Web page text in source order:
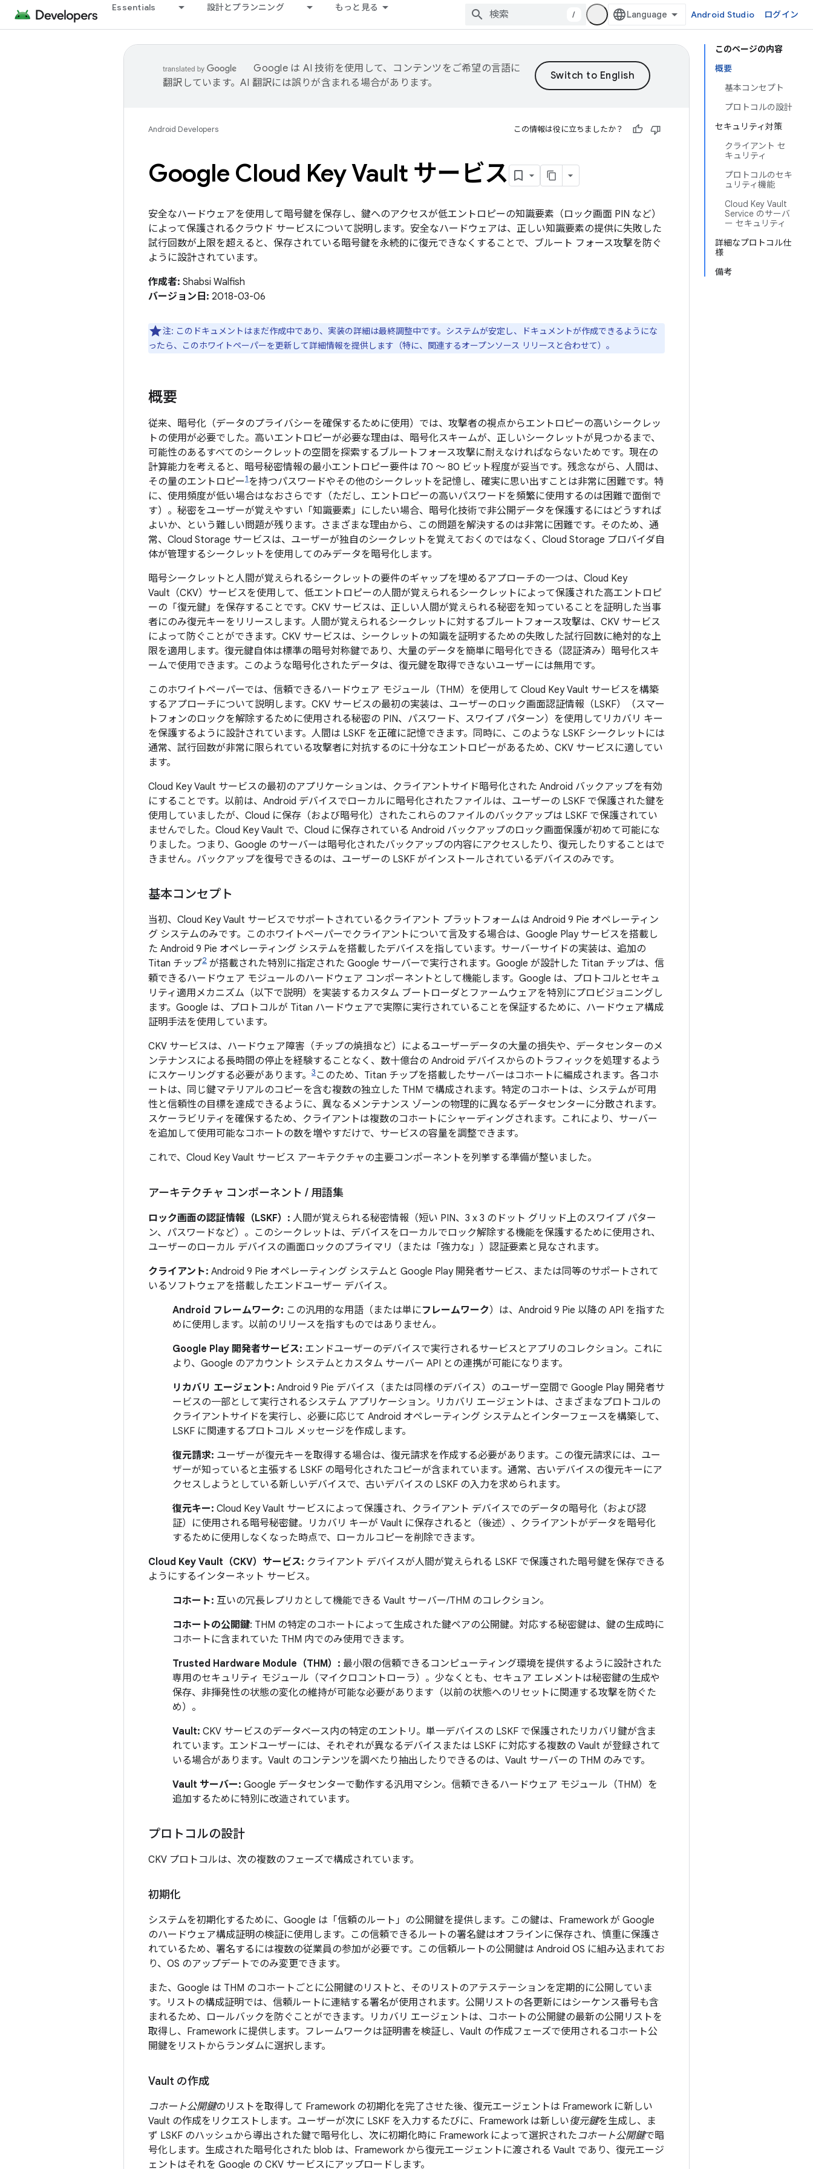
Essentials 設計とプランニング もっと見る
/ Android Studio ログイン
このページの内容
概要
基本コンセプト
プロトコルの設計
セキュリティ対策
クライアント セ
キュリティ
プロトコルのセキ
ュリティ機能
Cloud Key Vault
Service のサーバ
ー セキュリティ
詳細なプロトコル仕
様
備考
Google は AI 技術を使用して、コンテンツをご希望の言語に
翻訳しています。AI 翻訳には誤りが含まれる場合があります。
Android Developers この情報は役に立ちましたか？
Google Cloud Key Vault サービス
安全なハードウェアを使用して暗号鍵を保存し、鍵へのアクセスが低エントロピーの知識要素（ロック画面 PIN など）
によって保護されるクラウド サービスについて説明します。安全なハードウェアは、正しい知識要素の提供に失敗した
試行回数が上限を超えると、保存されている暗号鍵を永続的に復元できなくすることで、ブルート フォース攻撃を防ぐ
ように設計されています。
作成者: Shabsi Walfish
バージョン日: 2018-03-06
注: このドキュメントはまだ作成中であり、実装の詳細は最終調整中です。システムが安定し、ドキュメントが作成できるようにな
ったら、このホワイトペーパーを更新して詳細情報を提供します（特に、関連するオープンソース リリースと合わせて）。
概要
従来、暗号化（データのプライバシーを確保するために使用）では、攻撃者の視点からエントロピーの高いシークレッ
トの使用が必要でした。高いエントロピーが必要な理由は、暗号化スキームが、正しいシークレットが見つかるまで、
可能性のあるすべてのシークレットの空間を探索するブルートフォース攻撃に耐えなければならないためです。現在の
計算能力を考えると、暗号秘密情報の最小エントロピー要件は 70 ～ 80 ビット程度が妥当です。残念ながら、人間は、
その量のエントロピー1を持つパスワードやその他のシークレットを記憶し、確実に思い出すことは非常に困難です。特
に、使用頻度が低い場合はなおさらです（ただし、エントロピーの高いパスワードを頻繁に使用するのは困難で面倒で
す）。秘密をユーザーが覚えやすい「知識要素」にしたい場合、暗号化技術で非公開データを保護するにはどうすれば
よいか、という難しい問題が残ります。さまざまな理由から、この問題を解決するのは非常に困難です。そのため、通
常、Cloud Storage サービスは、ユーザーが独自のシークレットを覚えておくのではなく、Cloud Storage プロバイダ自
体が管理するシークレットを使用してのみデータを暗号化します。
暗号シークレットと人間が覚えられるシークレットの要件のギャップを埋めるアプローチの一つは、Cloud Key
Vault（CKV）サービスを使用して、低エントロピーの人間が覚えられるシークレットによって保護された高エントロピ
ーの「復元鍵」を保存することです。CKV サービスは、正しい人間が覚えられる秘密を知っていることを証明した当事
者にのみ復元キーをリリースします。人間が覚えられるシークレットに対するブルートフォース攻撃は、CKV サービス
によって防ぐことができます。CKV サービスは、シークレットの知識を証明するための失敗した試行回数に絶対的な上
限を適用します。復元鍵自体は標準の暗号対称鍵であり、大量のデータを簡単に暗号化できる（認証済み）暗号化スキ
ームで使用できます。このような暗号化されたデータは、復元鍵を取得できないユーザーには無用です。
このホワイトペーパーでは、信頼できるハードウェア モジュール（THM）を使用して Cloud Key Vault サービスを構築
するアプローチについて説明します。CKV サービスの最初の実装は、ユーザーのロック画面認証情報（LSKF）（スマー
トフォンのロックを解除するために使用される秘密の PIN、パスワード、スワイプ パターン）を使用してリカバリ キー
を保護するように設計されています。人間は LSKF を正確に記憶できます。同時に、このような LSKF シークレットには
通常、試行回数が非常に限られている攻撃者に対抗するのに十分なエントロピーがあるため、CKV サービスに適してい
ます。
Cloud Key Vault サービスの最初のアプリケーションは、クライアントサイド暗号化された Android バックアップを有効
にすることです。以前は、Android デバイスでローカルに暗号化されたファイルは、ユーザーの LSKF で保護された鍵を
使用していましたが、Cloud に保存（および暗号化）されたこれらのファイルのバックアップは LSKF で保護されてい
ませんでした。Cloud Key Vault で、Cloud に保存されている Android バックアップのロック画面保護が初めて可能にな
りました。つまり、Google のサーバーは暗号化されたバックアップの内容にアクセスしたり、復元したりすることはで
きません。バックアップを復号できるのは、ユーザーの LSKF がインストールされているデバイスのみです。
基本コンセプト
当初、Cloud Key Vault サービスでサポートされているクライアント プラットフォームは Android 9 Pie オペレーティン
グ システムのみです。このホワイトペーパーでクライアントについて言及する場合は、Google Play サービスを搭載し
た Android 9 Pie オペレーティング システムを搭載したデバイスを指しています。サーバーサイドの実装は、追加の
Titan チップ2 が搭載された特別に指定された Google サーバーで実行されます。Google が設計した Titan チップは、信
頼できるハードウェア モジュールのハードウェア コンポーネントとして機能します。Google は、プロトコルとセキュ
リティ適用メカニズム（以下で説明）を実装するカスタム ブートローダとファームウェアを特別にプロビジョニングし
ます。Google は、プロトコルが Titan ハードウェアで実際に実行されていることを保証するために、ハードウェア構成
証明手法を使用しています。
CKV サービスは、ハードウェア障害（チップの焼損など）によるユーザーデータの大量の損失や、データセンターのメ
ンテナンスによる長時間の停止を経験することなく、数十億台の Android デバイスからのトラフィックを処理するよう
にスケーリングする必要があります。 3 このため、Titan チップを搭載したサーバーはコホートに編成されます。各コホ
ートは、同じ鍵マテリアルのコピーを含む複数の独立した THM で構成されます。特定のコホートは、システムが可用
性と信頼性の目標を達成できるように、異なるメンテナンス ゾーンの物理的に異なるデータセンターに分散されます。
スケーラビリティを確保するため、クライアントは複数のコホートにシャーディングされます。これにより、サーバー
を追加して使用可能なコホートの数を増やすだけで、サービスの容量を調整できます。
これで、Cloud Key Vault サービス アーキテクチャの主要コンポーネントを列挙する準備が整いました。
アーキテクチャ コンポーネント / 用語集
ロック画面の認証情報（LSKF）: 人間が覚えられる秘密情報（短い PIN、3 x 3 のドット グリッド上のスワイプ パター
ン、パスワードなど）。このシークレットは、デバイスをローカルでロック解除する機能を保護するために使用され、
ユーザーのローカル デバイスの画面ロックのプライマリ（または「強力な」）認証要素と見なされます。
クライアント: Android 9 Pie オペレーティング システムと Google Play 開発者サービス、または同等のサポートされて
いるソフトウェアを搭載したエンドユーザー デバイス。
Android フレームワーク: この汎用的な用語（または単にフレームワーク）は、Android 9 Pie 以降の API を指すた
めに使用します。以前のリリースを指すものではありません。
Google Play 開発者サービス: エンドユーザーのデバイスで実行されるサービスとアプリのコレクション。これに
より、Google のアカウント システムとカスタム サーバー API との連携が可能になります。
リカバリ エージェント: Android 9 Pie デバイス（または同様のデバイス）のユーザー空間で Google Play 開発者サ
ービスの一部として実行されるシステム アプリケーション。リカバリ エージェントは、さまざまなプロトコルの
クライアントサイドを実行し、必要に応じて Android オペレーティング システムとインターフェースを構築して、
LSKF に関連するプロトコル メッセージを作成します。
復元請求: ユーザーが復元キーを取得する場合は、復元請求を作成する必要があります。この復元請求には、ユー
ザーが知っていると主張する LSKF の暗号化されたコピーが含まれています。通常、古いデバイスの復元キーにア
クセスしようとしている新しいデバイスで、古いデバイスの LSKF の入力を求められます。
復元キー: Cloud Key Vault サービスによって保護され、クライアント デバイスでのデータの暗号化（および認
証）に使用される暗号秘密鍵。リカバリ キーが Vault に保存されると（後述）、クライアントがデータを暗号化
するために使用しなくなった時点で、ローカルコピーを削除できます。
Cloud Key Vault（CKV）サービス: クライアント デバイスが人間が覚えられる LSKF で保護された暗号鍵を保存できる
ようにするインターネット サービス。
コホート: 互いの冗長レプリカとして機能できる Vault サーバー/THM のコレクション。
コホートの公開鍵: THM の特定のコホートによって生成された鍵ペアの公開鍵。対応する秘密鍵は、鍵の生成時に
コホートに含まれていた THM 内でのみ使用できます。
Trusted Hardware Module（THM）: 最小限の信頼できるコンピューティング環境を提供するように設計された
専用のセキュリティ モジュール（マイクロコントローラ）。少なくとも、セキュア エレメントは秘密鍵の生成や
保存、非揮発性の状態の変化の維持が可能な必要があります（以前の状態へのリセットに関連する攻撃を防ぐた
め）。
Vault: CKV サービスのデータベース内の特定のエントリ。単一デバイスの LSKF で保護されたリカバリ鍵が含ま
れています。エンドユーザーには、それぞれが異なるデバイスまたは LSKF に対応する複数の Vault が登録されて
いる場合があります。Vault のコンテンツを調べたり抽出したりできるのは、Vault サーバーの THM のみです。
Vault サーバー: Google データセンターで動作する汎用マシン。信頼できるハードウェア モジュール（THM）を
追加するために特別に改造されています。
プロトコルの設計
CKV プロトコルは、次の複数のフェーズで構成されています。
初期化
システムを初期化するために、Google は「信頼のルート」の公開鍵を提供します。この鍵は、Framework が Google
のハードウェア構成証明の検証に使用します。この信頼できるルートの署名鍵はオフラインに保存され、慎重に保護さ
れているため、署名するには複数の従業員の参加が必要です。この信頼ルートの公開鍵は Android OS に組み込まれてお
り、OS のアップデートでのみ変更できます。
また、Google は THM のコホートごとに公開鍵のリストと、そのリストのアテステーションを定期的に公開していま
す。リストの構成証明では、信頼ルートに連結する署名が使用されます。公開リストの各更新にはシーケンス番号も含
まれるため、ロールバックを防ぐことができます。リカバリ エージェントは、コホートの公開鍵の最新の公開リストを
取得し、Framework に提供します。フレームワークは証明書を検証し、Vault の作成フェーズで使用されるコホート公
開鍵をリストからランダムに選択します。
Vault の作成
コホート公開鍵のリストを取得して Framework の初期化を完了させた後、復元エージェントは Framework に新しい
Vault の作成をリクエストします。ユーザーが次に LSKF を入力するたびに、Framework は新しい復元鍵を生成し、ま
ず LSKF のハッシュから導出された鍵で暗号化し、次に初期化時に Framework によって選択された コホート公開鍵で暗
号化します。生成された暗号化された blob は、Framework から復元エージェントに渡される Vault であり、復元エージ
ェントはそれを Google の CKV サービスにアップロードします。